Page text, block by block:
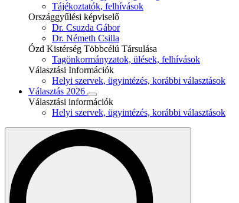
Tájékoztatók, felhívások
Országgyűlési képviselő
Dr. Csuzda Gábor
Dr. Németh Csilla
Ózd Kistérség Többcélú Társulása
Tagönkormányzatok, ülések, felhívások
Választási Információk
Helyi szervek, ügyintézés, korábbi választások
Választás 2026
Választási információk
Helyi szervek, ügyintézés, korábbi választások